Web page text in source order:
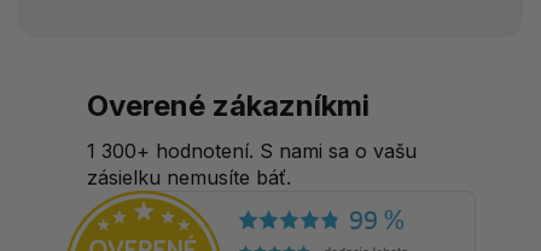
Overené zákazníkmi
1 300+ hodnotení. S nami sa o vašu
zásielku nemusíte báť.